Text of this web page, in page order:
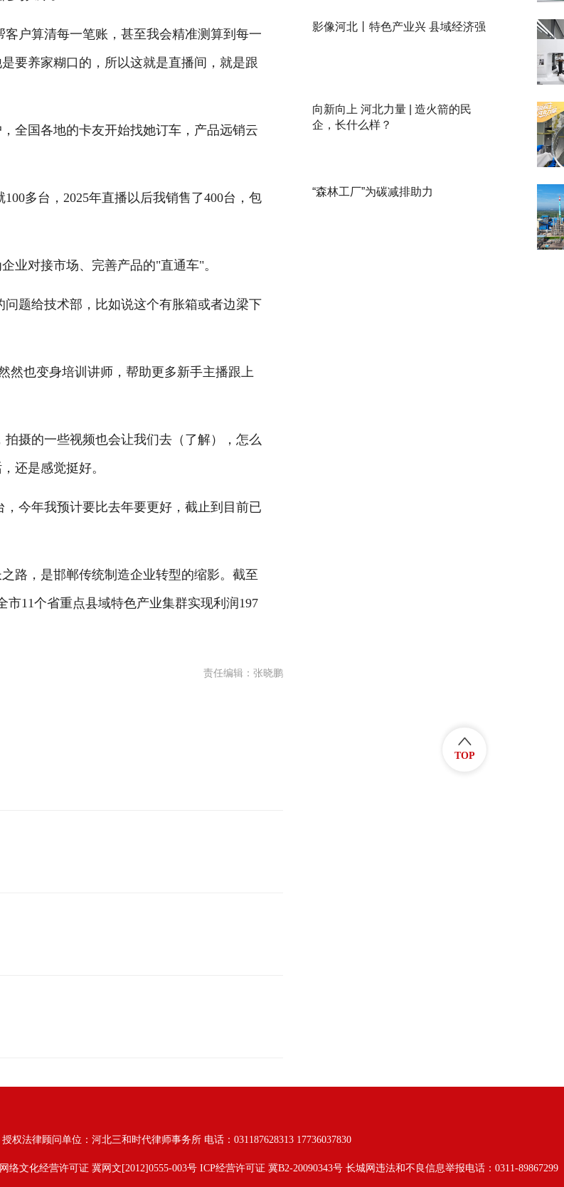
户算清每一笔账，甚至我会精准测算到每一
要养家糊口的，所以这就是直播间，就是跟
国各地的卡友开始找她订车，产品远销云
多台，2025年直播以后我销售了400台，包
对接市场、完善产品的"直通车"。
题给技术部，比如说这个有胀箱或者边梁下
也变身培训讲师，帮助更多新手主播跟上
摄的一些视频也会让我们去（了解），怎么
还是感觉挺好。
今年我预计要比去年要更好，截止到目前已
，是邯郸传统制造企业转型的缩影。截至
市11个省重点县域特色产业集群实现利润197
责任编辑：张晓鹏
影像河北丨特色产业兴 县域经济强
向新向上 河北力量 | 造火箭的民
企，长什么样？
“森林工厂”为碳减排助力
授权法律顾问单位：河北三和时代律师事务所 电话：031187628313 17736037830
络文化经营许可证 冀网文[2012]0555-003号 ICP经营许可证 冀B2-20090343号 长城网违法和不良信息举报电话：0311-89867299
TOP